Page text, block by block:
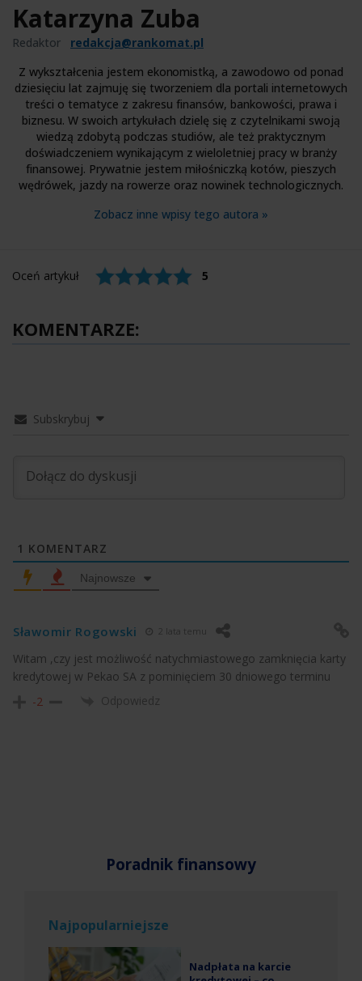
Katarzyna Zuba
Redaktor
redakcja@rankomat.pl
Z wykształcenia jestem ekonomistką, a zawodowo od ponad
dziesięciu lat zajmuję się tworzeniem dla portali internetowych
treści o tematyce z zakresu finansów, bankowości, prawa i
biznesu. W swoich artykułach dzielę się z czytelnikami swoją
wiedzą zdobytą podczas studiów, ale też praktycznym
doświadczeniem wynikającym z wieloletniej pracy w branży
finansowej. Prywatnie jestem miłośniczką kotów, pieszych
wędrówek, jazdy na rowerze oraz nowinek technologicznych.
Zobacz inne wpisy tego autora »
Oceń artykuł 5
KOMENTARZE:
Subskrybuj
1 KOMENTARZ
Najnowsze
Sławomir Rogowski 2 lata temu
Witam ,czy jest możliwość natychmiastowego zamknięcia karty
kredytowej w Pekao SA z pominięciem 30 dniowego terminu
-2
Odpowiedz
Poradnik finansowy
Najpopularniejsze
Nadpłata na karcie